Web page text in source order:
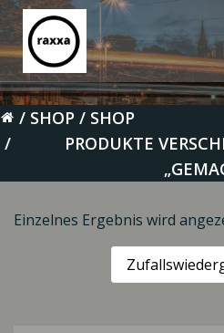
SHOP
SHOP
PRODUKTE
Einzelnes Ergebnis wird